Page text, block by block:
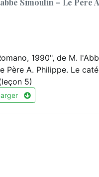
Simoulin – Le Père
1990", de M.
Père A. Philippe. Le
5)